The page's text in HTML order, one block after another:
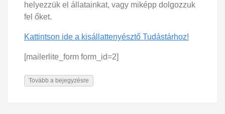
helyezzük el állatainkat, vagy miképp dolgozzuk
fel őket.
Kattintson ide a kisállattenyésztő Tudástárhoz!
[mailerlite_form form_id=2]
Tovább a bejegyzésre